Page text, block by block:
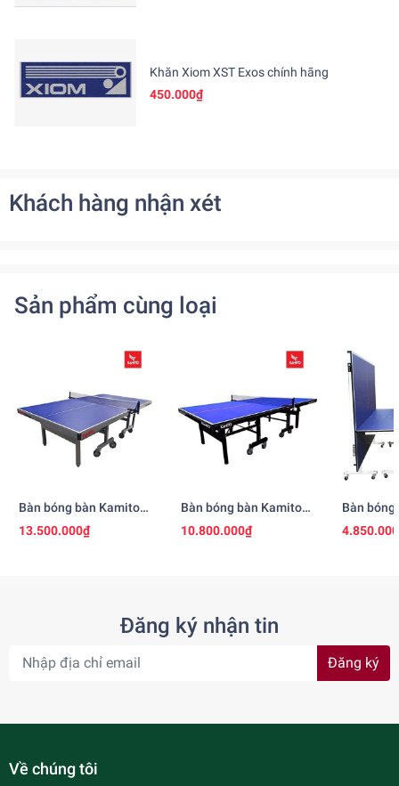
Khăn Xiom XST Exos chính hãng
450.000₫
Khách hàng nhận xét
Sản phẩm cùng loại
Bàn bóng bàn Kamito
Premium
13.500.000₫
Bàn bóng bàn Kamito
6825P
10.800.000₫
Bàn
6815
Đăng ký nhận tin
Đăng ký
Về chúng tôi